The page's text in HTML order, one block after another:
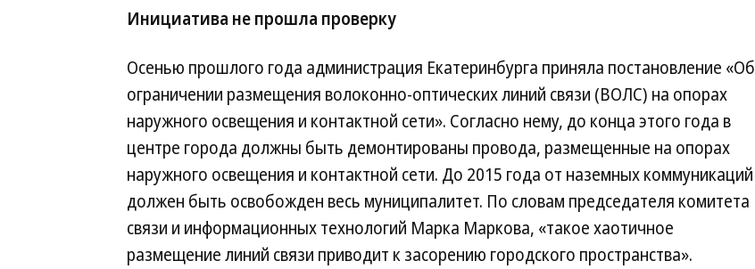
Инициатива не прошла проверку
Осенью прошлого года администрация Екатеринбурга приняла постановление «Об
ограничении размещения волоконно-оптических линий связи (ВОЛС) на опорах
наружного освещения и контактной сети». Согласно нему, до конца этого года в
центре города должны быть демонтированы провода, размещенные на опорах
наружного освещения и контактной сети. До 2015 года от наземных коммуникаций
должен быть освобожден весь муниципалитет. По словам председателя комитета
связи и информационных технологий Марка Маркова, «такое хаотичное
размещение линий связи приводит к засорению городского пространства».